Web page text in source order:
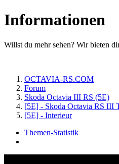
Informationen
Willst du mehr sehen? Wir bieten
OCTAVIA-RS.COM
Forum
Skoda Octavia III RS (5E)
[5E] - Skoda Octavia RS III
[5E] - Interieur
Themen-Statistik